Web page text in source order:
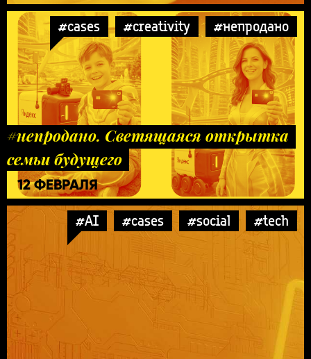
#cases #creativity #непродано
#непродано. Светящаяся открытка
семьи будущего
12 ФЕВРАЛЯ
#AI #cases #social #tech